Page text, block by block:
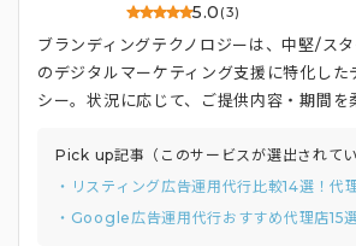
5.0 (3)
ブランディングテクノロジーは、中堅/ス
のデジタルマーケティング支援に特化した
シー。状況に応じて、ご提供内容・期間を
Pick up記事（このサービスが選出されてい